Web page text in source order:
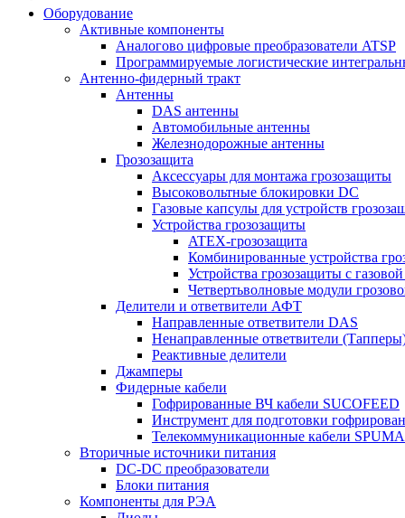
Оборудование
Активные компоненты
Аналогово цифровые преобразователи ATSP
Программируемые логистические
Антенно-фидерный тракт
Антенны
DAS антенны
Автомобильные антенны
Железнодорожные антенны
Грозозащита
Аксессуары для монтажа грозозащиты
Высоковольтные блокировки DC
Газовые капсулы для устройств
Устройства грозозащиты
ATEX-грозозащита
Комбинированные устройства
Устройства грозозащиты с
Четвертьволновые модули
Делители и ответвители АФТ
Направленные ответвители DAS
Ненаправленные ответвители
Реактивные делители
Джамперы
Фидерные кабели
Гофрированные ВЧ кабели SUCOFEED
Инструмент для подготовки
Телекоммуникационные кабели SPUMA
Вторичные источники питания
DC-DC преобразователи
Блоки питания
Компоненты для РЭА